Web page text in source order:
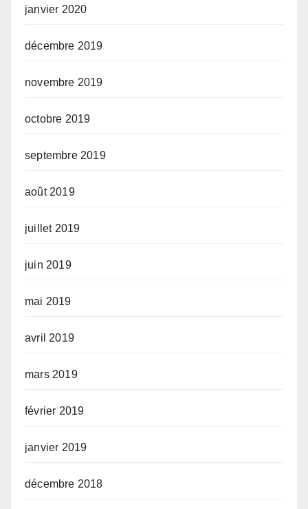
janvier 2020
décembre 2019
novembre 2019
octobre 2019
septembre 2019
août 2019
juillet 2019
juin 2019
mai 2019
avril 2019
mars 2019
février 2019
janvier 2019
décembre 2018